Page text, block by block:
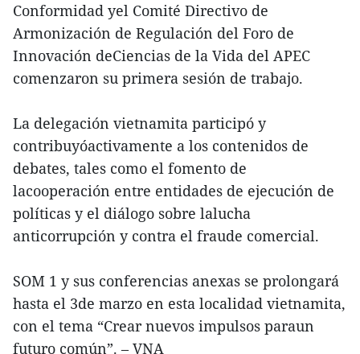
Conformidad yel Comité Directivo de
Armonización de Regulación del Foro de
Innovación deCiencias de la Vida del APEC
comenzaron su primera sesión de trabajo.
La delegación vietnamita participó y
contribuyóactivamente a los contenidos de
debates, tales como el fomento de
lacooperación entre entidades de ejecución de
políticas y el diálogo sobre lalucha
anticorrupción y contra el fraude comercial.
SOM 1 y sus conferencias anexas se prolongará
hasta el 3de marzo en esta localidad vietnamita,
con el tema “Crear nuevos impulsos paraun
futuro común”. – VNA